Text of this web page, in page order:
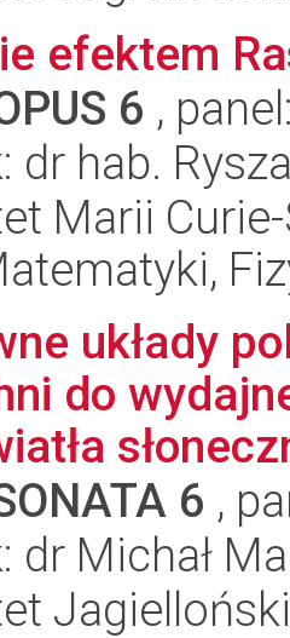
efektem
6 ,
dr hab.
Marii
układy
do
6 ,
dr Michał